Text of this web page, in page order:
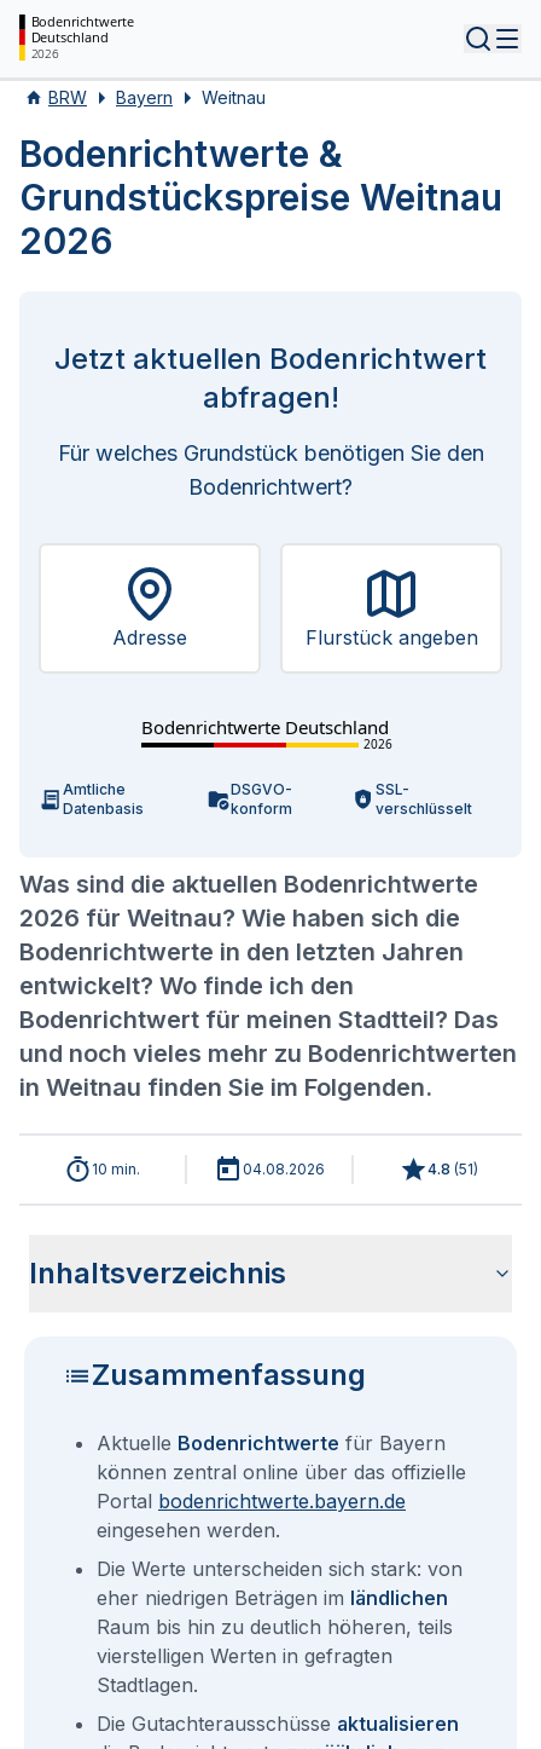
Bodenrichtwerte
Deutschland
2026
BRW Bayern Weitnau
Bodenrichtwerte &
Grundstückspreise Weitnau
2026
Was sind die aktuellen Bodenrichtwerte
2026 für Weitnau? Wie haben sich die
Bodenrichtwerte in den letzten Jahren
entwickelt? Wo finde ich den
Bodenrichtwert für meinen Stadtteil? Das
und noch vieles mehr zu Bodenrichtwerten
in Weitnau finden Sie im Folgenden.
Jetzt aktuellen Bodenrichtwert
abfragen!
Für welches Grundstück benötigen Sie den
Bodenrichtwert?
Adresse Flurstück angeben
Bodenrichtwerte Deutschland
2026
Amtliche
Datenbasis
DSGVO-
konform
SSL-
verschlüsselt
10 min. 04.08.2026 4.8 (51)
Inhaltsverzeichnis
Bodenrichtwerten gleichzusetzen?
Weitnau?Zusammenfassung
Aktuelle Bodenrichtwerte für Bayern
können zentral online über das offizielle
Portal bodenrichtwerte.bayern.de
eingesehen werden.
Die Werte unterscheiden sich stark: von
eher niedrigen Beträgen im ländlichen
Raum bis hin zu deutlich höheren, teils
vierstelligen Werten in gefragten
Stadtlagen.
Die Gutachterausschüsse aktualisieren